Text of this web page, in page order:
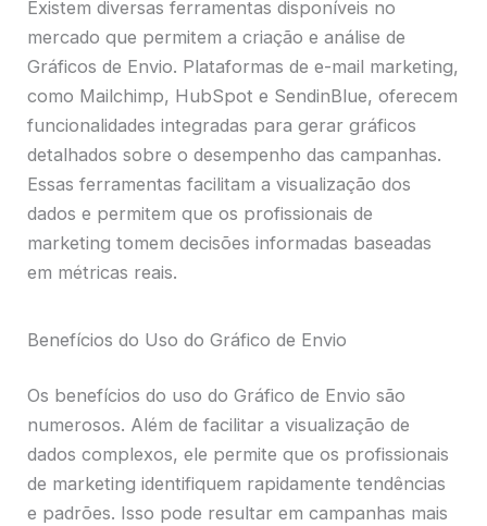
Existem diversas ferramentas disponíveis no
mercado que permitem a criação e análise de
Gráficos de Envio. Plataformas de e-mail marketing,
como Mailchimp, HubSpot e SendinBlue, oferecem
funcionalidades integradas para gerar gráficos
detalhados sobre o desempenho das campanhas.
Essas ferramentas facilitam a visualização dos
dados e permitem que os profissionais de
marketing tomem decisões informadas baseadas
em métricas reais.
Benefícios do Uso do Gráfico de Envio
Os benefícios do uso do Gráfico de Envio são
numerosos. Além de facilitar a visualização de
dados complexos, ele permite que os profissionais
de marketing identifiquem rapidamente tendências
e padrões. Isso pode resultar em campanhas mais